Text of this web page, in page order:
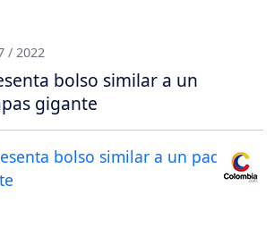
/ 2022
bolso similar a un
gigante